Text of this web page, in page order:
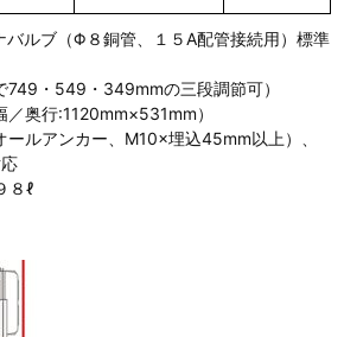
ルブ（Φ８銅管、１５A配管接続用）標準
749・549・349mmの三段調節可）
奥行:1120mm×531mm）
ールアンカー、M10×埋込45mm以上）、
８ℓ